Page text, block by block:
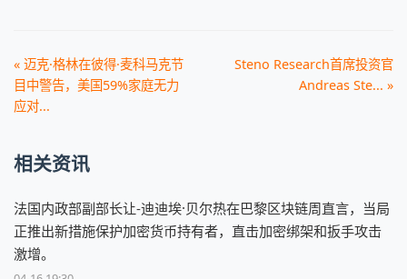
« 迈克·格林在彼得·麦科马克节
目中警告，美国59%家庭无力
应对...
Steno Research首席投资官
Andreas Ste... »
相关资讯
法国内政部副部长让-迪迪埃·贝尔热在巴黎区块链周直言，当局
正推出新措施保护加密货币持有者，直击加密绑架和扳手攻击
激增。